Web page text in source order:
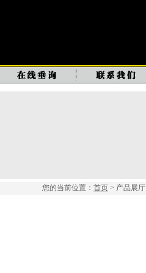
您的当前位置： 首页 > 产品展厅